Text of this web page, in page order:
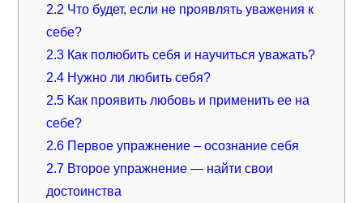
2.2 Что будет, если не проявлять уважения к
себе?
2.3Как полюбить себя и научиться уважать?
2.4Нужно ли любить себя?
2.5Как проявить любовь и применить ее на
себе?
2.6Первое упражнение – осознание себя
2.7Второе упражнение — найти свои
достоинства